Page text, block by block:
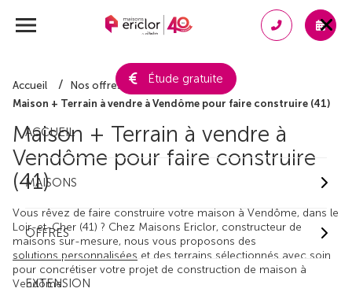
Étude gratuite
ACCUEIL
MAISONS
OFFRES
EXTENSION
Accueil
Nos offres de maison + terrain
Maison + Terrain à vendre à Vendôme pour faire construire (41)
Maison + Terrain à vendre à
Vendôme pour faire construire
(41)
Vous rêvez de faire construire votre maison à Vendôme, dans le
Loir-et-Cher (41) ? Chez Maisons Ericlor, constructeur de
maisons sur-mesure, nous vous proposons des
solutions personnalisées et des terrains sélectionnés avec soin
pour concrétiser votre projet de construction de maison à
Vendôme.